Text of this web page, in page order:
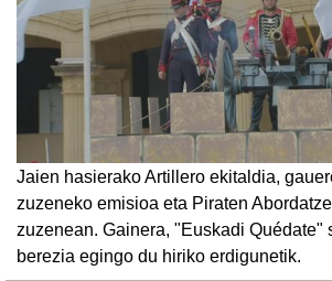
Jaien hasierako Artillero ekitaldia,
zuzeneko emisioa eta Piraten
zuzenean. Gainera, "Euskadi Quédate"
berezia egingo du hiriko erdigunetik.